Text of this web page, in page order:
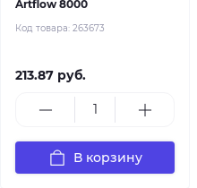
Artflow 8000
Код товара: 263673
213.87 руб.
В корзину